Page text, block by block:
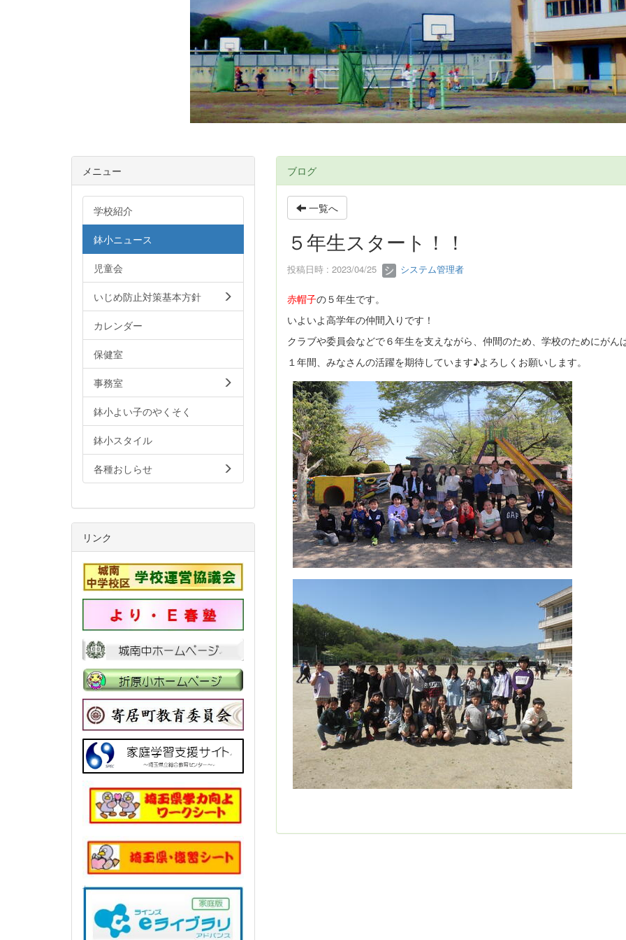
ブログ
一覧へ
５年生スタート！！
投稿日時 : 2023/04/25 システム管理者
赤帽子の５年生です。
いよいよ高学年の仲間入りです！
クラブや委員会などで６年生を支えながら、仲間のため、学校のためにがん
１年間、みなさんの活躍を期待しています♪よろしくお願いします。
メニュー
学校紹介
鉢小ニュース
児童会
いじめ防止対策基本方針
カレンダー
保健室
事務室
鉢小よい子のやくそく
鉢小スタイル
各種おしらせ
リンク